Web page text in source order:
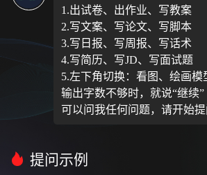
1.出试卷、出作业、写教案
2.写文案、写论文、写脚本
3.写日报、写周报、写话术
4.写简历、写JD、写面试题
5.左下角切换：看图、绘画模
输出字数不够时，就说“继续”
可以问我任何问题，请开始
提问示例